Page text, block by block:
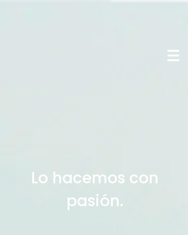
Lo hacemos con
pasión.